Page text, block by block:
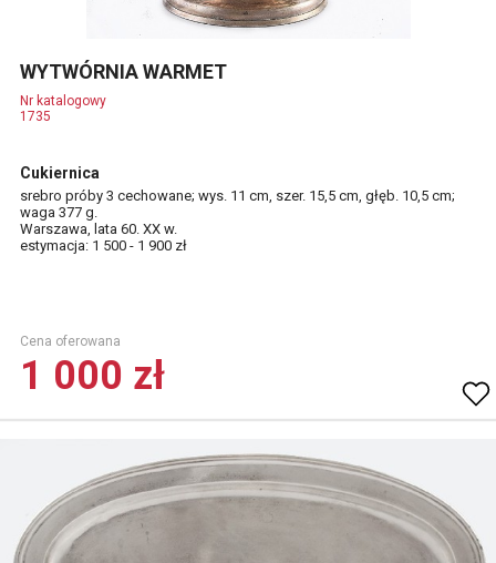
WYTWÓRNIA WARMET
Nr katalogowy
1735
Cukiernica
srebro próby 3 cechowane; wys. 11 cm, szer. 15,5 cm, głęb. 10,5 cm;
waga 377 g.
Warszawa, lata 60. XX w.
estymacja: 1 500 - 1 900 zł
Cena oferowana
1 000 zł